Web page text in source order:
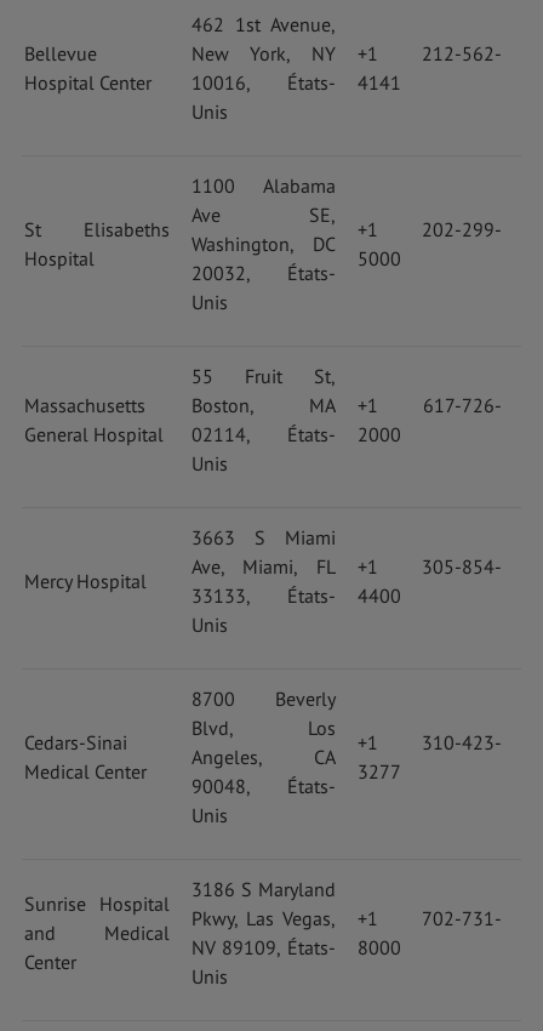
Bellevue
Hospital Center
462 1st Avenue,
New York, NY
10016, États-
Unis
+1 212-562-
4141
St Elisabeths
Hospital
1100 Alabama
Ave SE,
Washington, DC
20032, États-
Unis
+1 202-299-
5000
Massachusetts
General Hospital
55 Fruit St,
Boston, MA
02114, États-
Unis
+1 617-726-
2000
Mercy Hospital
3663 S Miami
Ave, Miami, FL
33133, États-
Unis
+1 305-854-
4400
Cedars-Sinai
Medical Center
8700 Beverly
Blvd, Los
Angeles, CA
90048, États-
Unis
+1 310-423-
3277
Sunrise Hospital
and Medical
Center
3186 S Maryland
Pkwy, Las Vegas,
NV 89109, États-
Unis
+1 702-731-
8000